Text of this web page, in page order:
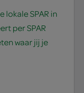
lokale SPAR in
per SPAR
waar jij je